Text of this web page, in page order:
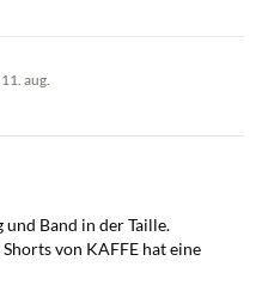
aug.
Band in der Taille.
von KAFFE hat eine